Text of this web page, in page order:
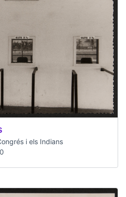
i els Indians
0